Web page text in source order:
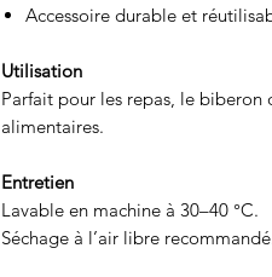
Accessoire durable et
Utilisation
Parfait pour les repas, le biberon
alimentaires.
Entretien
Lavable en machine à 30–40 °C.
Séchage à l’air libre